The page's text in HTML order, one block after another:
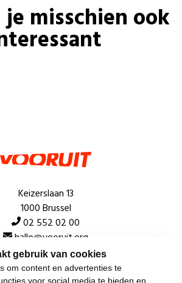
gebruik van cookies
om content en advertenties te
voor social media te bieden en
misschien ook
Keizerslaan 13
1000 Brussel
02 552 02 00
hallo@vooruit.org
Snel